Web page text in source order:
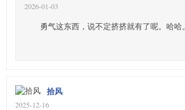
2026-01-03
勇气这东西，说不定挤挤就有了呢。哈哈。
拾风
2025-12-16